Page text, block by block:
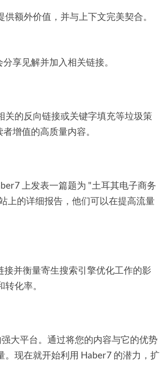
额外价值，并与上下文完美契合。
享见解并加入相关链接。
的反向链接或关键字填充等垃圾策
增值的高质量内容。
上发表一篇题为 "土耳其电子商务
上的详细报告，他们可以在提高流量
并衡量寄生搜索引擎优化工作的影
化率。
大平台。通过将您的内容与它的优势
现在就开始利用 Haber7 的潜力，扩